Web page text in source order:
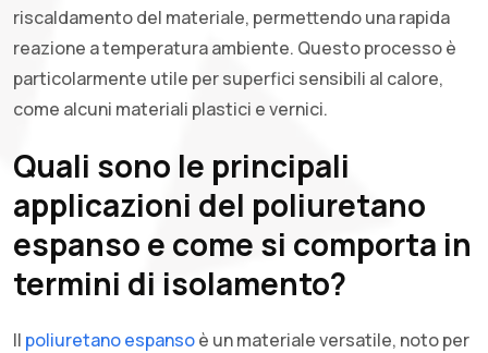
riscaldamento del materiale, permettendo una rapida
reazione a temperatura ambiente. Questo processo è
particolarmente utile per superfici sensibili al calore,
come alcuni materiali plastici e vernici.
Quali sono le principali
applicazioni del poliuretano
espanso e come si comporta in
termini di isolamento?
Il poliuretano espansoè un materiale versatile, noto per